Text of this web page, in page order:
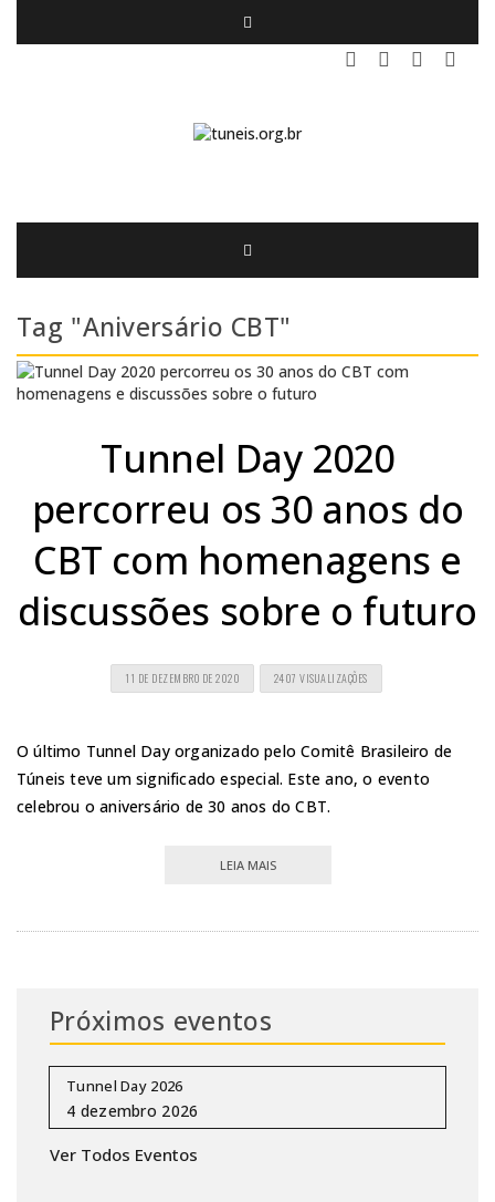
Tag "Aniversário CBT"
Tunnel Day 2020
percorreu os 30 anos do
CBT com homenagens e
discussões sobre o futuro
11 DE DEZEMBRO DE 2020 2407 VISUALIZAÇÕES
O último Tunnel Day organizado pelo Comitê Brasileiro de
Túneis teve um significado especial. Este ano, o evento
celebrou o aniversário de 30 anos do CBT.
LEIA MAIS
Próximos eventos
Tunnel Day 2026
Ver Todos Eventos